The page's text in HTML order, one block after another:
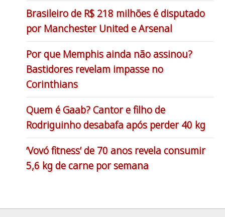
Brasileiro de R$ 218 milhões é disputado
por Manchester United e Arsenal
Por que Memphis ainda não assinou?
Bastidores revelam impasse no
Corinthians
Quem é Gaab? Cantor e filho de
Rodriguinho desabafa após perder 40 kg
‘Vovó fitness’ de 70 anos revela consumir
5,6 kg de carne por semana